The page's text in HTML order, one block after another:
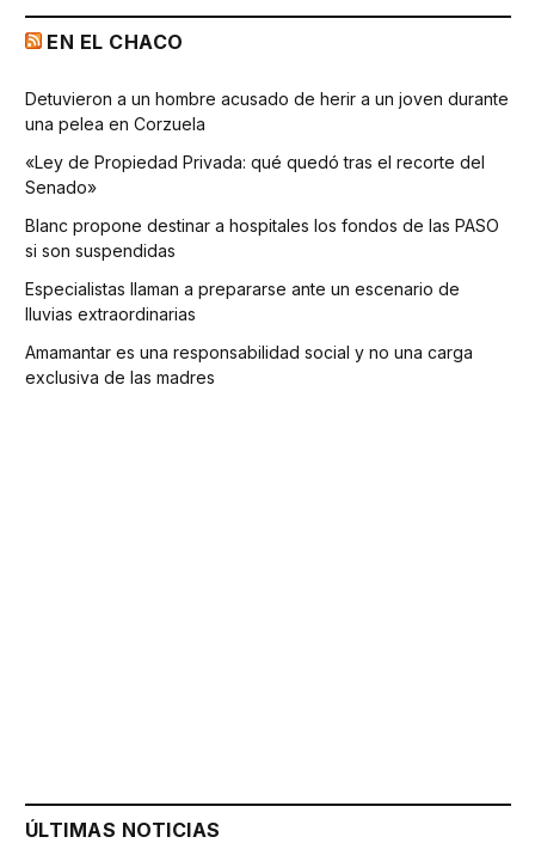
EN EL CHACO
Detuvieron a un hombre acusado de herir a un joven durante
una pelea en Corzuela
«Ley de Propiedad Privada: qué quedó tras el recorte del
Senado»
Blanc propone destinar a hospitales los fondos de las PASO
si son suspendidas
Especialistas llaman a prepararse ante un escenario de
lluvias extraordinarias
Amamantar es una responsabilidad social y no una carga
exclusiva de las madres
ÚLTIMAS NOTICIAS